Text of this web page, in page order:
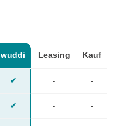
wuddi Leasing Kauf
✔ - -
✔ - -